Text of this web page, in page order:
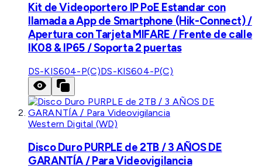
Kit de Videoportero IP PoE Estandar con
llamada a App de Smartphone (Hik-Connect) /
Apertura con Tarjeta MIFARE / Frente de calle
IK08 & IP65 / Soporta 2 puertas
DS-KIS604-P(C)DS-KIS604-P(C)
Western Digital (WD)
Disco Duro PURPLE de 2TB / 3 AÑOS DE
GARANTÍA / Para Videovigilancia